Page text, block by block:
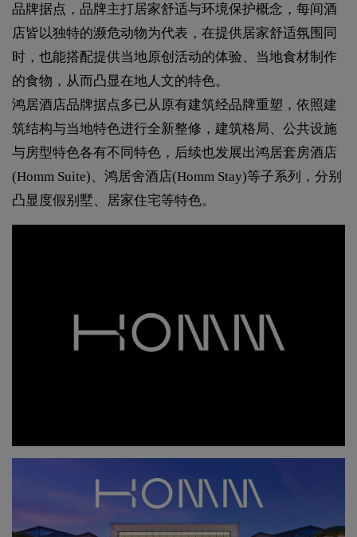
品牌据点，品牌主打居家舒适与环境保护概念，每间酒
店皆以独特的濒危动物为代表，在提供居家舒适氛围同
时，也能搭配提供当地原创活动的体验、当地食材制作
的食物，从而凸显在地人文的特色。
鸿居酒店品牌据点多已从原有建筑经品牌重塑，依照建
筑结构与当地特色进行全新整修，建筑格局、公共设施
与房型特色各有不同特色，后续也发展出鸿居套房酒店
(Homm Suite)、鸿居舍酒店(Homm Stay)等子系列，分别
凸显度假别墅、居家住宅等特色。